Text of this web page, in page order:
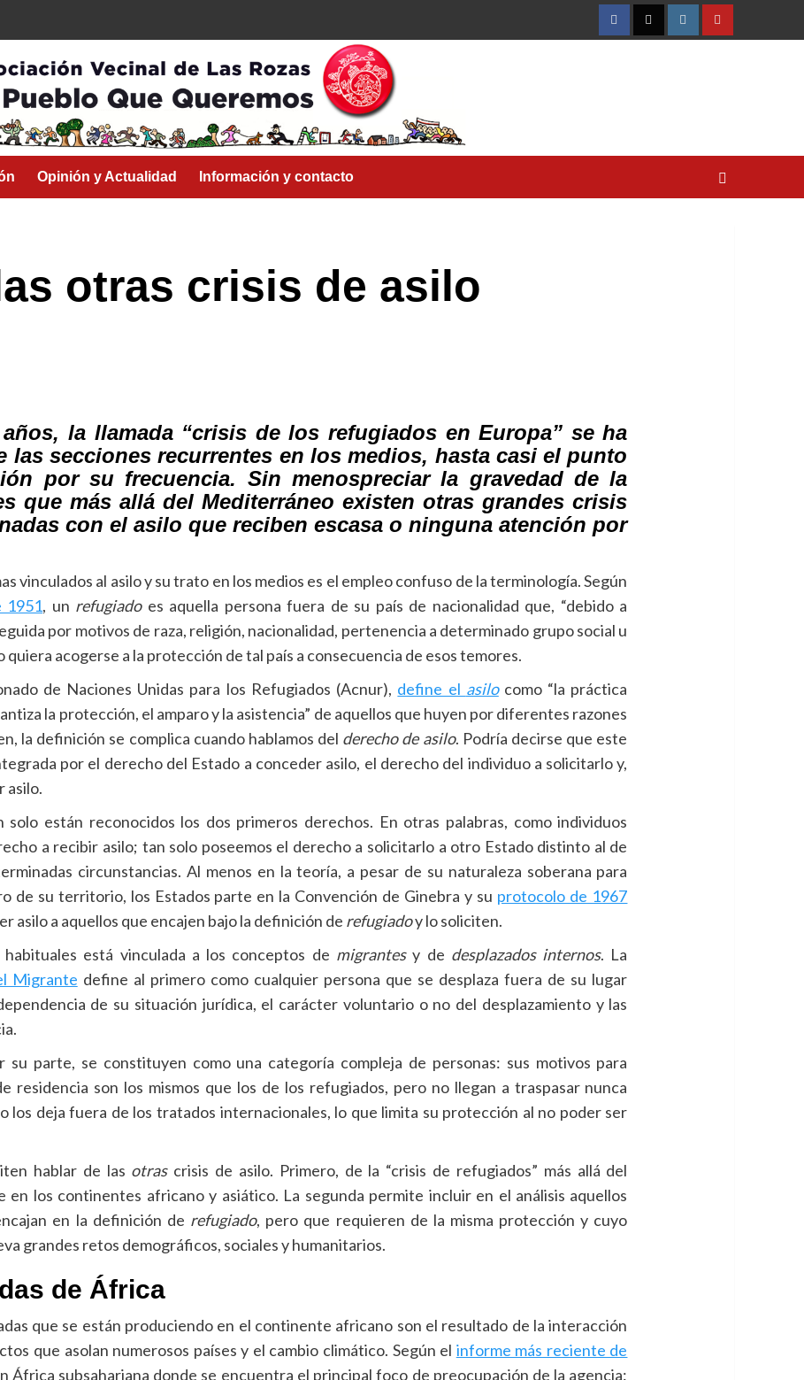
FacebookTwitterInstagramYouTube
Opinión y Actualidad Información y contacto
otras crisis de asilo
la llamada “crisis de los refugiados en Europa” se ha
las secciones recurrentes en los medios, hasta casi el punto
por su frecuencia. Sin menospreciar la gravedad de la
que más allá del Mediterráneo existen otras grandes crisis
con el asilo que reciben escasa o ninguna atención por
vinculados al asilo y su trato en los medios es el empleo confuso de la terminología. Según
1951, un refugiadoes aquella persona fuera de su país de nacionalidad que, “debido a
por motivos de raza, religión, nacionalidad, pertenencia a determinado grupo social u
quiera acogerse a la protección de tal país a consecuencia de esos temores.
de Naciones Unidas para los Refugiados (Acnur), define el asilocomo “la práctica
la protección, el amparo y la asistencia” de aquellos que huyen por diferentes razones
la definición se complica cuando hablamos del derecho de asilo. Podría decirse que este
por el derecho del Estado a conceder asilo, el derecho del individuo a solicitarlo y,
asilo.
están reconocidos los dos primeros derechos. En otras palabras, como individuos
a recibir asilo; tan solo poseemos el derecho a solicitarlo a otro Estado distinto al de
circunstancias. Al menos en la teoría, a pesar de su naturaleza soberana para
de su territorio, los Estados parte en la Convención de Ginebra y su protocolo de 1967
asilo a aquellos que encajen bajo la definición de refugiadoy lo soliciten.
está vinculada a los conceptos de migrantesy de desplazados internos. La
Migrante define al primero como cualquier persona que se desplaza fuera de su lugar
de su situación jurídica, el carácter voluntario o no del desplazamiento y las
su parte, se constituyen como una categoría compleja de personas: sus motivos para
residencia son los mismos que los de los refugiados, pero no llegan a traspasar nunca
los deja fuera de los tratados internacionales, lo que limita su protección al no poder ser
hablar de las otrascrisis de asilo. Primero, de la “crisis de refugiados” más allá del
los continentes africano y asiático. La segunda permite incluir en el análisis aquellos
en la definición de refugiado, pero que requieren de la misma protección y cuyo
grandes retos demográficos, sociales y humanitarios.
de África
que se están produciendo en el continente africano son el resultado de la interacción
que asolan numerosos países y el cambio climático. Según el informe más reciente de
África subsahariana donde se encuentra el principal foco de preocupación de la agencia: